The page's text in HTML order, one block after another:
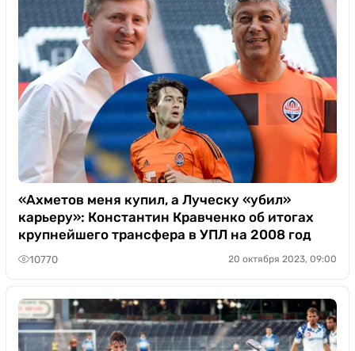
«Ахметов меня купил, а Луческу «убил»
карьеру»: Константин Кравченко об итогах
крупнейшего трансфера в УПЛ на 2008 год
10770 20 октября 2023, 09:00